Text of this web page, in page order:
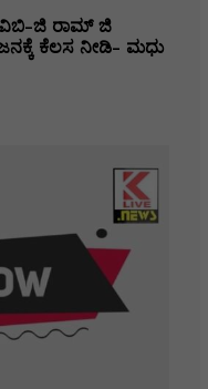
ವಿಬಿ-ಜಿ ರಾಮ್ ಜಿ
ಕೆಲಸ ನೀಡಿ- ಮಧು